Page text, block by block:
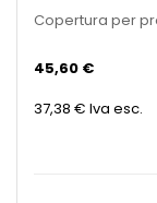
Copertura per
45,60 €
37,38 € Iva esc.